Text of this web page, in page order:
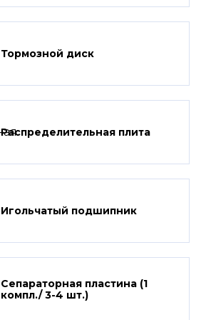
Тормозной диск
Распределительная плита
Игольчатый подшипник
Сепараторная пластина (1
компл./ 3-4 шт.)